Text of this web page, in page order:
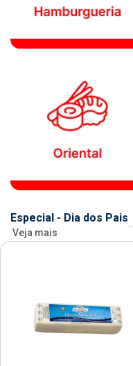
Especial - Dia dos Pais
Veja mais